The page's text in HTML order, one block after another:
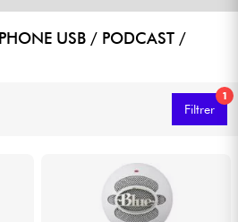
USB / PODCAST /
1
Filtrer